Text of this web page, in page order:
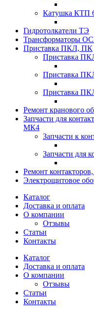
Катушка КТП
Гидротолкатели ТЭ
Трансформаторы
Приставка ПКЛ, ПК
Приставка
Приставка
Приставка
Ремонт кранового
Запчасти для
МК4
Запчасти к
Запчасти
Ремонт
Электрощитовое
Каталог
Доставка и оплата
О компании
Отзывы
Статьи
Контакты
Каталог
Доставка и оплата
О компании
Отзывы
Статьи
Контакты